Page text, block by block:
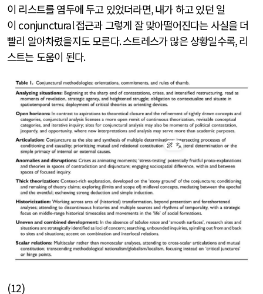
이 리스트를 염두에 두고 있었더라면,내가 하고 있던 일
이 conjunctural접근과 그렇게 잘 맞아떨어진다는 사실을 더
빨리 알아차렸을지도 모른다.스트레스가 많은 상황일수록,리
스트는 도움이 된다.
(12)